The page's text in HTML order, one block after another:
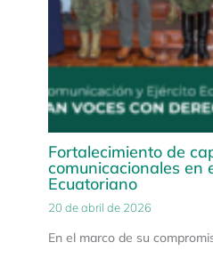
Fortalecimiento de
comunicacionales en
Ecuatoriano
20 de abril de 2026
En el marco de su